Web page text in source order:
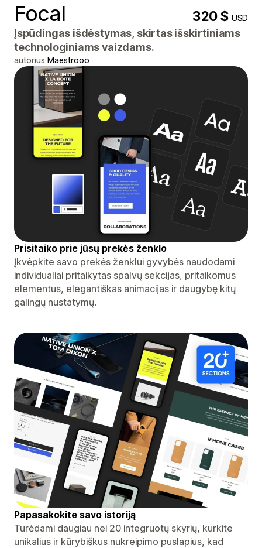
Focal 320 $USD
Įspūdingas išdėstymas, skirtas išskirtiniams
technologiniams vaizdams.
autorius Maestrooo
Prisitaiko prie jūsų prekės ženklo
Įkvėpkite savo prekės ženklui gyvybės naudodami
individualiai pritaikytas spalvų sekcijas, pritaikomus
elementus, elegantiškas animacijas ir daugybę kitų
galingų nustatymų.
Papasakokite savo istoriją
Turėdami daugiau nei 20 integruotų skyrių, kurkite
unikalius ir kūrybiškus nukreipimo puslapius, kad